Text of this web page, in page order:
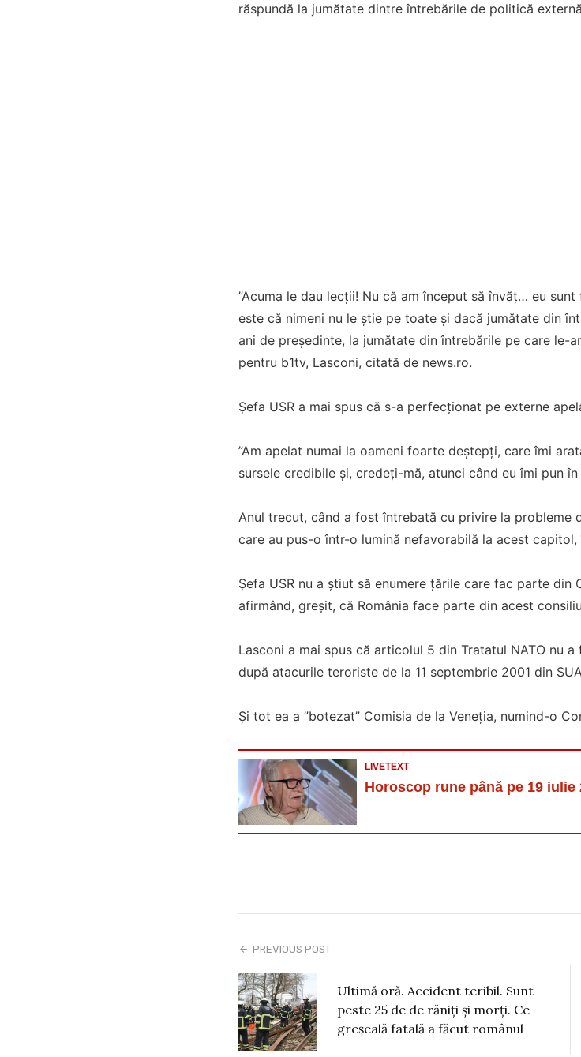
răspundă la jumătate dintre întrebările de politică
”Acuma le dau lecţii! Nu că am început să învăţ… eu
este că nimeni nu le ştie pe toate şi dacă jumătate din
ani de preşedinte, la jumătate din întrebările pe care le-
pentru b1tv, Lasconi, citată de news.ro.
Șefa USR a mai spus că s-a perfecționat pe externe
”Am apelat numai la oameni foarte deştepţi, care îmi
sursele credibile şi, credeţi-mă, atunci când eu îmi pun
Anul trecut, când a fost întrebată cu privire la probleme
care au pus-o într-o lumină nefavorabilă la acest
Șefa USR nu a ştiut să enumere ţările care fac parte
afirmând, greșit, că România face parte din acest
Lasconi a mai spus că articolul 5 din Tratatul NATO nu
după atacurile teroriste de la 11 septembrie 2001 din
Și tot ea a ”botezat” Comisia de la Veneţia, numind-o
LIVETEXT
Horoscop rune până pe 19 iulie
PREVIOUS POST
Ultimă oră. Accident teribil. Sunt
peste 25 de de răniți și morți. Ce
greșeală fatală a făcut românul